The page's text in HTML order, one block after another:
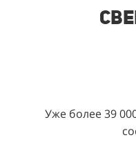
Уже более 39